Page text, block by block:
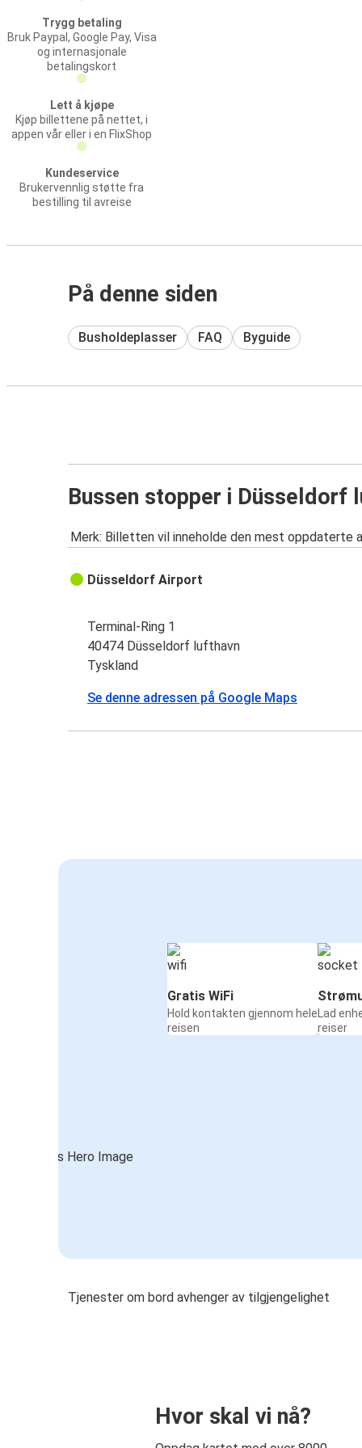
Trygg betaling
Bruk Paypal, Google Pay, Visa
og internasjonale
betalingskort
Lett å kjøpe
Kjøp billettene på nettet, i
appen vår eller i en FlixShop
Kundeservice
Brukervennlig støtte fra
bestilling til avreise
På denne siden
Busholdeplasser FAQ Byguide
Bussen stopper i Düsseldorf
Merk: Billetten vil inneholde den mest oppdaterte
Düsseldorf Airport
Terminal-Ring 1
40474 Düsseldorf lufthavn
Tyskland
Se denne adressen på Google Maps
Gratis WiFi
Hold kontakten gjennom hele
reisen
Lad
reiser
Tjenester om bord avhenger av tilgjengelighet
Hvor skal vi nå?